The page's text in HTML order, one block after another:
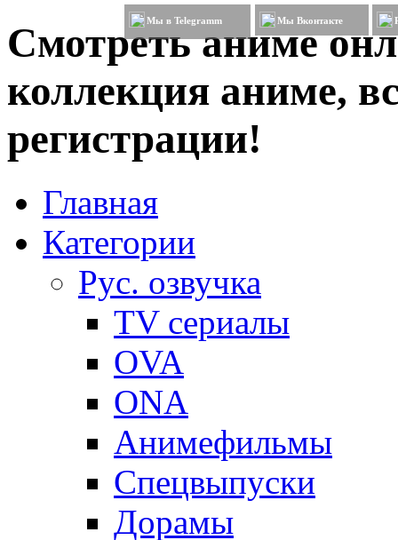
Смотреть аниме
коллекция аниме,
регистрации!
Мы в Telegramm Мы Вконтакте
Главная
Категории
Рус. озвучка
TV сериалы
OVA
ONA
Анимефильмы
Спецвыпуски
Дорамы